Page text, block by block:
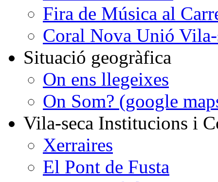
Fira de Música al
Coral Nova Unió Vila-
Situació geogràfica
On ens llegeixes
On Som? (google
Vila-seca Institucions i
Xerraires
El Pont de Fusta